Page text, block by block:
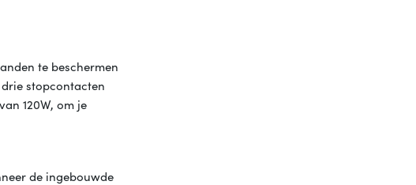
te beschermen
stopcontacten
120W, om je
de ingebouwde